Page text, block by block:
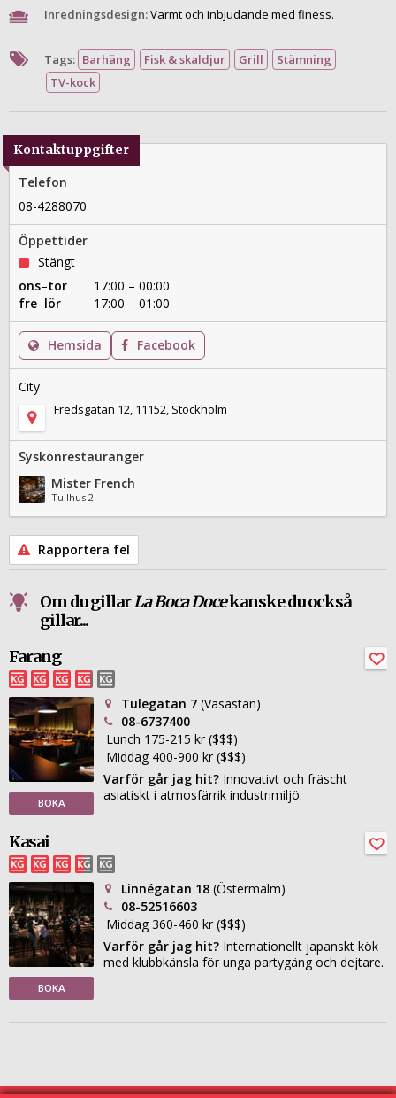
Inredningsdesign:Varmt och inbjudande med finess.
Tags: Barhäng Fisk & skaldjur Grill
Stämning
TV-kock
Kontaktuppgifter
Telefon
08-4288070
Öppettider
Stängt
ons–tor
17:00 – 00:00
fre–lör 17:00 – 01:00
Hemsida Facebook
City
Fredsgatan 12, 11152, Stockholm
Syskonrestauranger
Mister French
Tullhus 2
Rapportera fel
Om du gillarLa Boca Docekanske du också
gillar...
Farang
BOKA
Tulegatan 7 (Vasastan)
08-6737400
Lunch 175-215 kr ($$$)
Middag 400-900 kr ($$$)
Varför går jag hit? Innovativt och fräscht
asiatiskt i atmosfärrik industrimiljö.
Kasai
BOKA
Linnégatan 18 (Östermalm)
08-52516603
Middag 360-460 kr ($$$)
Varför går jag hit? Internationellt japanskt kök
med klubbkänsla för unga partygäng och dejtare.